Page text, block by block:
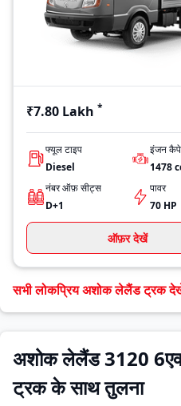
₹7.80 Lakh *
फ्यूल टाइप
Diesel
इंजन
1478
नंबर ऑफ़ सीट्स
D+1
पावर
70 HP
ऑफ़र देखें
सभी लोकप्रिय अशोक लेलैंड ट्रक
अशोक लेलैंड 3120
ट्रक के साथ तुलना